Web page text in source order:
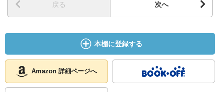
戻る 次へ
本棚に登録する
Amazon 詳細ページへ